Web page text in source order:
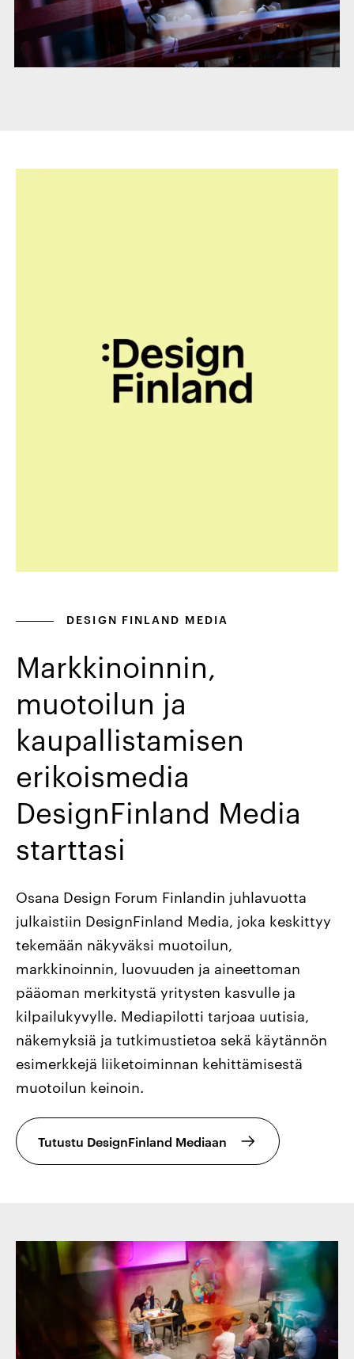
DESIGN FINLAND MEDIA
Markkinoinnin,
muotoilun ja
kaupallistamisen
erikoismedia
DesignFinland Media
starttasi
Osana Design Forum Finlandin juhlavuotta
julkaistiin DesignFinland Media, joka keskittyy
tekemään näkyväksi muotoilun,
markkinoinnin, luovuuden ja aineettoman
pääoman merkitystä yritysten kasvulle ja
kilpailukyvylle. Mediapilotti tarjoaa uutisia,
näkemyksiä ja tutkimustietoa sekä käytännön
esimerkkejä liiketoiminnan kehittämisestä
muotoilun keinoin.
Tutustu DesignFinland Mediaan